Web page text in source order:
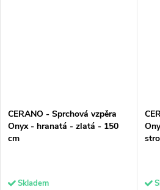
CERANO - Sprchová vzpěra
Onyx - hranatá - zlatá - 150
cm
Skladem